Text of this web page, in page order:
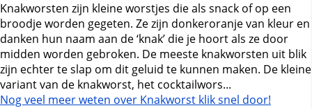
Knakworsten zijn kleine worstjes die als snack of op een
broodje worden gegeten. Ze zijn donkeroranje van kleur en
danken hun naam aan de ‘knak’ die je hoort als ze door
midden worden gebroken. De meeste knakworsten uit blik
zijn echter te slap om dit geluid te kunnen maken. De kleine
variant van de knakworst, het cocktailwors...
Nog veel meer weten over Knakworst klik snel door!